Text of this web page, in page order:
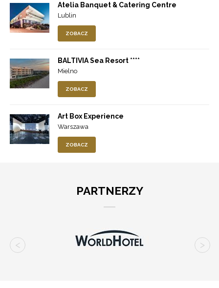
Atelia Banquet & Catering Centre
Lublin
ZOBACZ
BALTIVIA Sea Resort ****
Mielno
ZOBACZ
Art Box Experience
Warszawa
ZOBACZ
PARTNERZY